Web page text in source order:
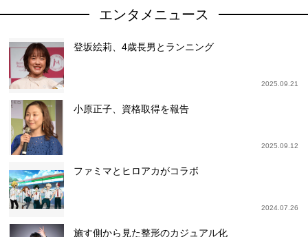
エンタメニュース
登坂絵莉、4歳長男とランニング
2025.09.21
小原正子、資格取得を報告
2025.09.12
ファミマとヒロアカがコラボ
2024.07.26
施す側から見た整形のカジュアル化